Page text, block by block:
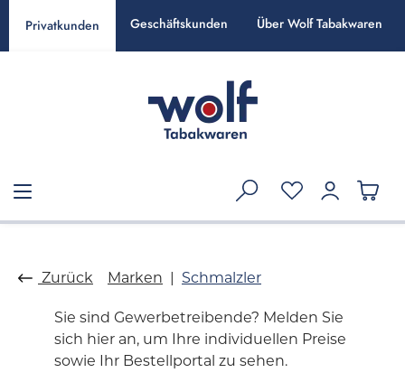
springen
Privatkunden Geschäftskunden Über Wolf Tabakwaren
Zurück Marken Schmalzler
Sie sind Gewerbetreibende? Melden Sie
sich hier an, um Ihre individuellen Preise
sowie Ihr Bestellportal zu sehen.